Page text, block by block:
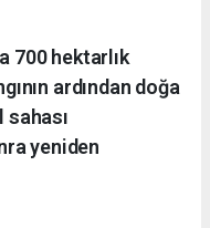
700 hektarlık
ardından doğa
sahası
yeniden